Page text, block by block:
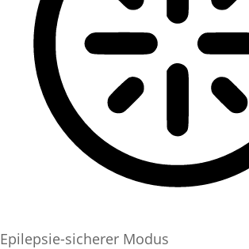
Epilepsie-sicherer Modus